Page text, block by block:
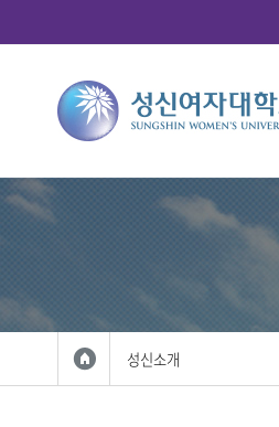
성신소개